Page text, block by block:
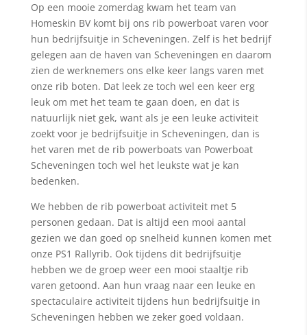
Op een mooie zomerdag kwam het team van
Homeskin BV komt bij ons rib powerboat varen voor
hun bedrijfsuitje in Scheveningen. Zelf is het bedrijf
gelegen aan de haven van Scheveningen en daarom
zien de werknemers ons elke keer langs varen met
onze rib boten. Dat leek ze toch wel een keer erg
leuk om met het team te gaan doen, en dat is
natuurlijk niet gek, want als je een leuke activiteit
zoekt voor je bedrijfsuitje in Scheveningen, dan is
het varen met de rib powerboats van Powerboat
Scheveningen toch wel het leukste wat je kan
bedenken.
We hebben de rib powerboat activiteit met 5
personen gedaan. Dat is altijd een mooi aantal
gezien we dan goed op snelheid kunnen komen met
onze PS1 Rallyrib. Ook tijdens dit bedrijfsuitje
hebben we de groep weer een mooi staaltje rib
varen getoond. Aan hun vraag naar een leuke en
spectaculaire activiteit tijdens hun bedrijfsuitje in
Scheveningen hebben we zeker goed voldaan.